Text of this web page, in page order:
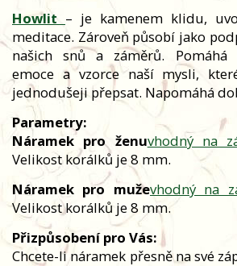
Howlit – je kamenem klidu,
meditace. Zároveň působí jako
našich snů a záměrů. Pomáhá
emoce a vzorce naší mysli,
jednodušeji přepsat. Napomáhá
Parametry:
Náramek pro ženuvhodný na
Velikost korálků je 8 mm.
Náramek pro muževhodný na
Velikost korálků je 8 mm.
Přizpůsobení pro Vás:
Chcete-li náramek přesně na své